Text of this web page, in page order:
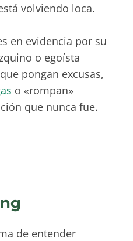
volviendo loca.
en evidencia por su
o egoísta
pongan excusas,
o «rompan»
que nunca fue.
de entender